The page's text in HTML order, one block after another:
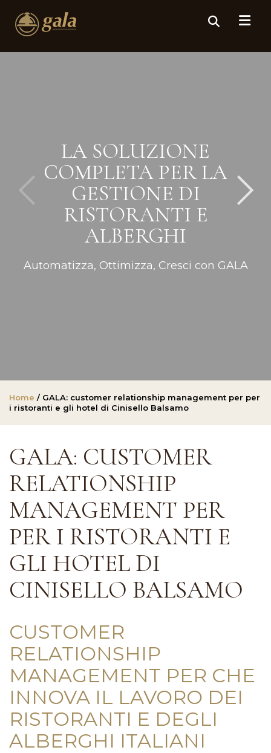
LA SOLUZIONE
COMPLETA PER LA
GESTIONE DI
RISTORANTI E
ALBERGHI
Automatizza, Ottimizza, Cresci con GALA
Home / GALA: customer relationship management per per
i ristoranti e gli hotel di Cinisello Balsamo
GALA: CUSTOMER
RELATIONSHIP
MANAGEMENT PER
PER I RISTORANTI E
GLI HOTEL DI
CINISELLO BALSAMO
CUSTOMER
RELATIONSHIP
MANAGEMENT PER CHE
INNOVA IL LAVORO DEI
RISTORANTI E DEGLI
ALBERGHI ITALIANI